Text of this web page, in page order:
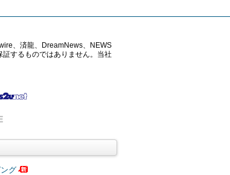
、済龍、DreamNews、NEWS
するものではありません。当社
グ